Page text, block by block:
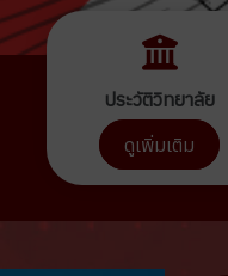
ประวัติวิทยาลัย
ดูเพิ่มเติม